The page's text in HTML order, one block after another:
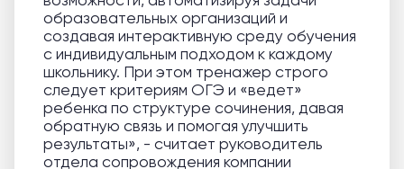
образовательных организаций и
создавая интерактивную среду обучения
с индивидуальным подходом к каждому
школьнику. При этом тренажер строго
следует критериям ОГЭ и «ведет»
ребенка по структуре сочинения, давая
обратную связь и помогая улучшить
результаты», - считает руководитель
отдела сопровождения компании